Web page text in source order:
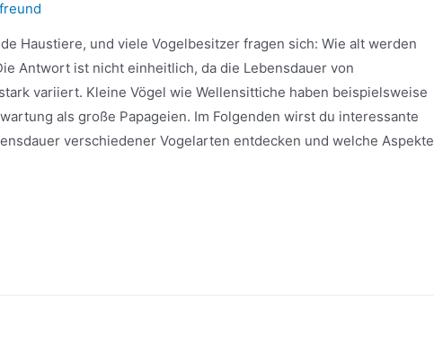
Haustiere, und viele Vogelbesitzer fragen sich: Wie alt werden
Antwort ist nicht einheitlich, da die Lebensdauer von
variiert. Kleine Vögel wie Wellensittiche haben beispielsweise
als große Papageien. Im Folgenden wirst du interessante
verschiedener Vogelarten entdecken und welche Aspekte